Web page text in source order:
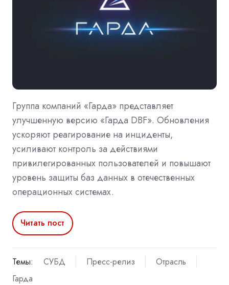
Группа компаний «Гарда» представляет
улучшенную версию «Гарда DBF». Обновления
ускоряют реагирование на инциденты,
усиливают контроль за действиями
привилегированных пользователей и повышают
уровень защиты баз данных в отечественных
операционных системах.
Читать пост
Темы: СУБД Пресс-релиз
Отрасль
Гарда